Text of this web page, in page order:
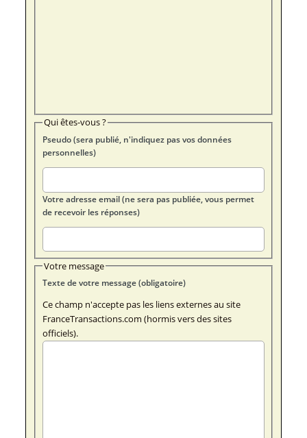
Qui êtes-vous ?
Pseudo (sera publié, n'indiquez pas vos données
personnelles)
Votre adresse email (ne sera pas publiée, vous permet
de recevoir les réponses)
Votre message
Texte de votre message (obligatoire)
Ce champ n'accepte pas les liens externes au site
FranceTransactions.com (hormis vers des sites
officiels).